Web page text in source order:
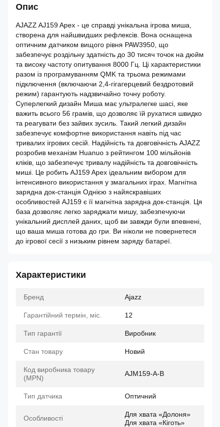
Опис
AJAZZ AJ159 Apex - це справді унікальна ігрова миша,
створена для найшвидших рефлексів. Вона оснащена
оптичним датчиком вищого рівня PAW3950, що
забезпечує роздільну здатність до 30 тисяч точок на дюйм
та високу частоту опитування 8000 Гц. Ці характеристики
разом із програмуванням QMK та трьома режимами
підключення (включаючи 2,4-гігагерцевий бездротовий
режим) гарантують надзвичайно точну роботу.
Суперлегкий дизайн Миша має ультралегке шасі, яке
важить всього 56 грамів, що дозволяє їй рухатися швидко
та реагувати без зайвих зусиль. Такий легкий дизайн
забезпечує комфортне використання навіть під час
тривалих ігрових сесій. Надійність та довговічність AJAZZ
розробив механізм Huanuo з рейтингом 100 мільйонів
кліків, що забезпечує тривалу надійність та довговічність
миші. Це робить AJ159 Apex ідеальним вибором для
інтенсивного використання у змагальних іграх. Магнітна
зарядна док-станція Однією з найяскравіших
особливостей AJ159 є її магнітна зарядна док-станція. Ця
база дозволяє легко заряджати мишу, забезпечуючи
унікальний дисплей даних, щоб ви завжди були впевнені,
що ваша миша готова до гри. Ви ніколи не повернетеся
до ігрової сесії з низьким рівнем заряду батареї.
Характеристики
Бренд Ajazz
Гарантійний термін, міс. 12
Тип гарантії Виробник
Стан товару Новий
Код виробника товару
(MPN)
AJM159-A-B
Тип датчика Оптичний
Особливості
Для хвата «Долоня»
Для хвата «Кіготь»